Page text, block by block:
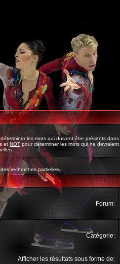
les mots qui doivent être présents
etNOTpour déterminer les mots qui ne
recherches partielles
Forum:
Catégorie:
Afficher les résultats sous forme de: